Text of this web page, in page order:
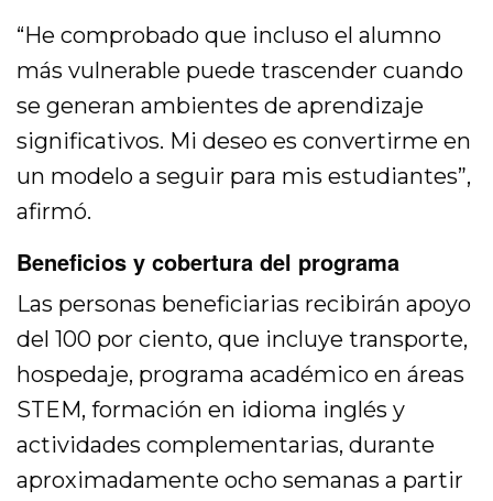
“He comprobado que incluso el alumno
más vulnerable puede trascender cuando
se generan ambientes de aprendizaje
significativos. Mi deseo es convertirme en
un modelo a seguir para mis estudiantes”,
afirmó.
Beneficios y cobertura del programa
Las personas beneficiarias recibirán apoyo
del 100 por ciento, que incluye transporte,
hospedaje, programa académico en áreas
STEM, formación en idioma inglés y
actividades complementarias, durante
aproximadamente ocho semanas a partir